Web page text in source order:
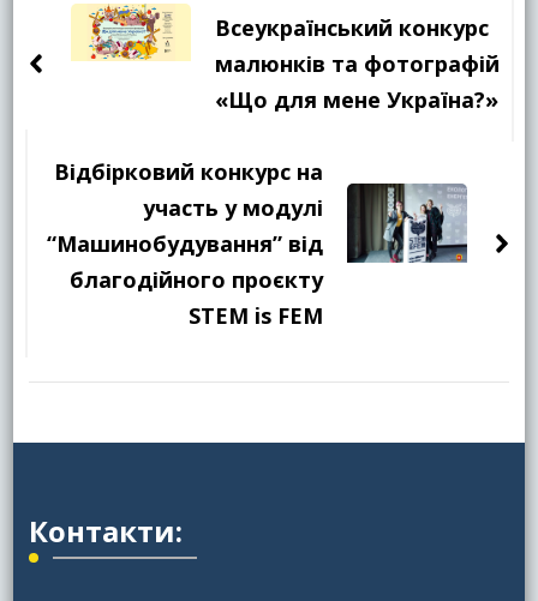
запису
Всеукраїнський конкурс
малюнків та фотографій
«Що для мене Україна?»
Відбірковий конкурс на
участь у модулі
“Машинобудування” від
благодійного проєкту
STEM is FEM
Контакти: